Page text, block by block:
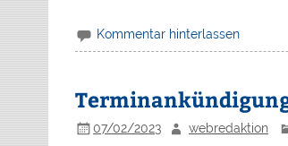
Kommentar hinterlassen
07/02/2023 webredaktion